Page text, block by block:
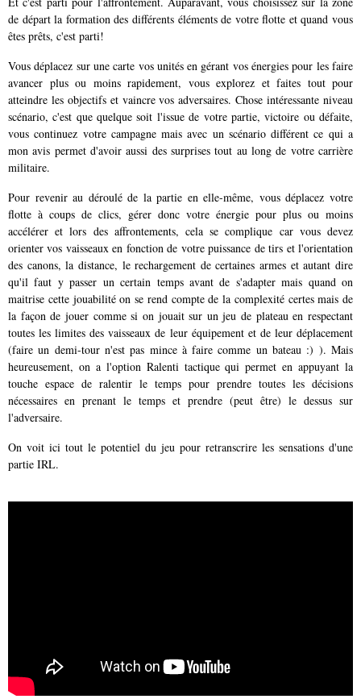
de départ la formation des différents éléments de votre flotte et quand vous
êtes prêts, c'est parti!
Vous déplacez sur une carte vos unités en gérant vos énergies pour les faire
avancer plus ou moins rapidement, vous explorez et faites tout pour
atteindre les objectifs et vaincre vos adversaires. Chose intéressante niveau
scénario, c'est que quelque soit l'issue de votre partie, victoire ou défaite,
vous continuez votre campagne mais avec un scénario différent ce qui a
mon avis permet d'avoir aussi des surprises tout au long de votre carrière
militaire.
Pour revenir au déroulé de la partie en elle-même, vous déplacez votre
flotte à coups de clics, gérer donc votre énergie pour plus ou moins
accélérer et lors des affrontements, cela se complique car vous devez
orienter vos vaisseaux en fonction de votre puissance de tirs et l'orientation
des canons, la distance, le rechargement de certaines armes et autant dire
qu'il faut y passer un certain temps avant de s'adapter mais quand on
maitrise cette jouabilité on se rend compte de la complexité certes mais de
la façon de jouer comme si on jouait sur un jeu de plateau en respectant
toutes les limites des vaisseaux de leur équipement et de leur déplacement
(faire un demi-tour n'est pas mince à faire comme un bateau :) ). Mais
heureusement, on a l'option Ralenti tactique qui permet en appuyant la
touche espace de ralentir le temps pour prendre toutes les décisions
nécessaires en prenant le temps et prendre (peut être) le dessus sur
l'adversaire.
On voit ici tout le potentiel du jeu pour retranscrire les sensations d'une
partie IRL.